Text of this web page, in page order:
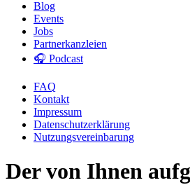
Blog
Events
Jobs
Partnerkanzleien
🎧 Podcast
FAQ
Kontakt
Impressum
Datenschutzerklärung
Nutzungsvereinbarung
Der von Ihnen